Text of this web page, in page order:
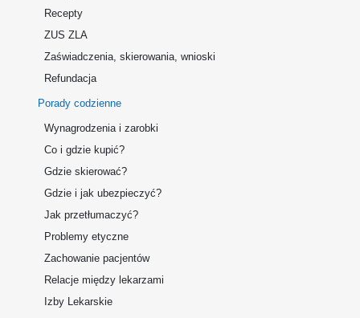
Recepty
ZUS ZLA
Zaświadczenia, skierowania, wnioski
Refundacja
Porady codzienne
Wynagrodzenia i zarobki
Co i gdzie kupić?
Gdzie skierować?
Gdzie i jak ubezpieczyć?
Jak przetłumaczyć?
Problemy etyczne
Zachowanie pacjentów
Relacje między lekarzami
Izby Lekarskie